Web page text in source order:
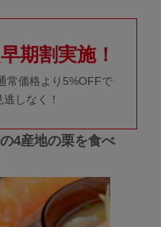
期割実施！
常価格より5%OFFで
しなく！
4産地の栗を食べ